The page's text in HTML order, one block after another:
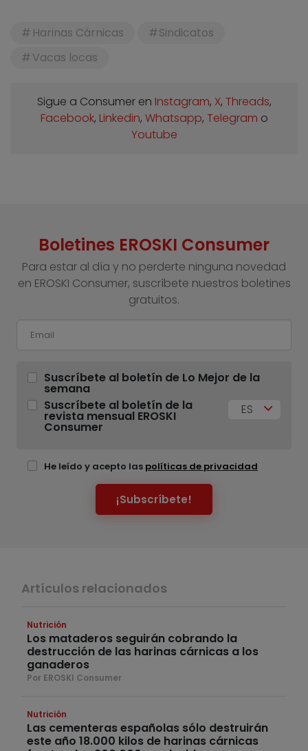
Harinas Cárnicas
Sindicatos
Vacas locas
Sigue a Consumer en Instagram, X, Threads,
Facebook, Linkedin, Whatsapp, Telegram o
Youtube
Boletines EROSKI Consumer
Para estar al día y no perderte ninguna novedad
en EROSKI Consumer, suscríbete nuestros boletines
gratuitos.
Suscríbete al boletín de Lo Mejor de la
semana
Suscríbete al boletín de la
revista mensual EROSKI
Consumer
ES
He leído y acepto las políticas de privacidad
¡Subscríbete!
Artículos relacionados
Nutrición
Los mataderos seguirán cobrando la
destrucción de las harinas cárnicas a los
ganaderos
Por EROSKI Consumer
Nutrición
Las cementeras españolas sólo destruirán
este año 18.000 kilos de harinas cárnicas